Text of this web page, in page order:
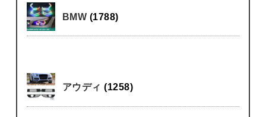
BMW (1788)
アウディ(1258)